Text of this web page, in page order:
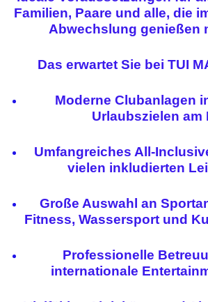
Familien, Paare und alle, die
Abwechslung genießen
Das erwartet Sie bei TUI
Moderne Clubanlagen
Urlaubszielen am
Umfangreiches All-
vielen inkludierten
Große Auswahl an
Fitness, Wassersport und
Professionelle
internationale